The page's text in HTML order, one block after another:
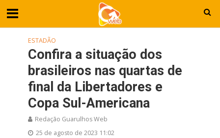
ESTADÃO
Confira a situação dos
brasileiros nas quartas de
final da Libertadores e
Copa Sul-Americana
Redação Guarulhos Web
25 de agosto de 2023 11:02